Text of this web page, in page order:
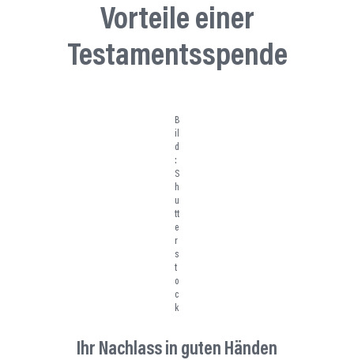
Vorteile einer
Testamentsspende
B
il
d
:
S
h
u
tt
e
r
s
t
o
c
k
Ihr Nachlass in guten Händen